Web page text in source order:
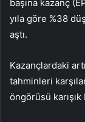
başına kazanç
yıla göre %38
aştı.
Kazançlardaki
tahminleri
öngörüsü